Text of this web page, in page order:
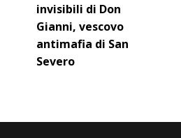
invisibili di Don
Gianni, vescovo
antimafia di San
Severo